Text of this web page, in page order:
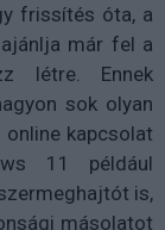
frissítés óta, a
már fel a
létre. Ennek
sok olyan
kapcsolat
11 például
is,
másolatot